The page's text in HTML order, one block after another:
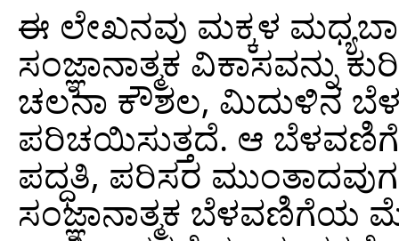
ಈ ಲೇಖನವು ಮಕ್ಕಳ
ಸಂಜ್ಞಾನಾತ್ಮಕ ವಿಕಾಸವನ್ನು
ಚಲನಾ ಕೌಶಲ, ಮಿದುಳಿನ
ಪರಿಚಯಿಸುತ್ತದೆ. ಆ
ಪದ್ಧತಿ, ಪರಿಸರ
ಸಂಜ್ಞಾನಾತ್ಮಕ